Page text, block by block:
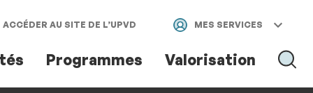
ACCÉDER AU SITE DE L’UPVD MES SERVICES
Programmes Valorisation